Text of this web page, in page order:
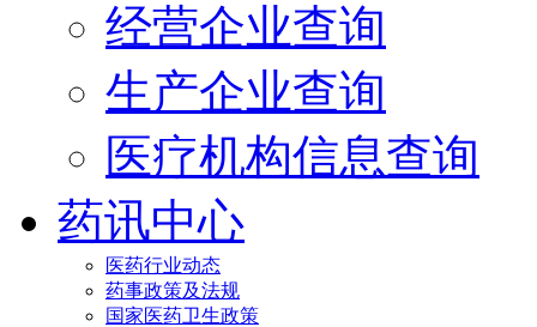
经营企业查询
生产企业查询
医疗机构信息查询
药讯中心
医药行业动态
药事政策及法规
国家医药卫生政策